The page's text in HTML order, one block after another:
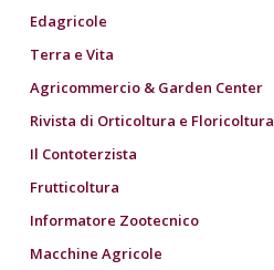
Edagricole
Terra e Vita
Agricommercio & Garden Center
Rivista di Orticoltura e Floricoltura
Il Contoterzista
Frutticoltura
Informatore Zootecnico
Macchine Agricole